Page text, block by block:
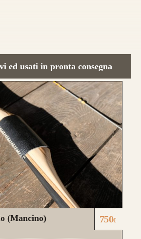
due di tasso e due di
color Nero
da 890€
E ORDINA IL
LONGBOW
ed usati in pronta consegna
(Mancino) 750€